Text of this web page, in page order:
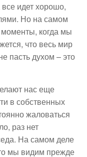
идет хорошо,
Но на самом
когда мы
что весь мир
пасть духом – это
нас еще
в собственных
жаловаться
раз нет
На самом деле
мы видим прежде